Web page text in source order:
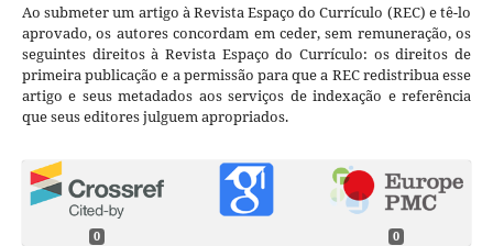
Ao submeter um artigo à Revista Espaço do Currículo (REC) e tê-lo
aprovado, os autores concordam em ceder, sem remuneração, os
seguintes direitos à Revista Espaço do Currículo: os direitos de
primeira publicação e a permissão para que a REC redistribua esse
artigo e seus metadados aos serviços de indexação e referência
que seus editores julguem apropriados.
0 0